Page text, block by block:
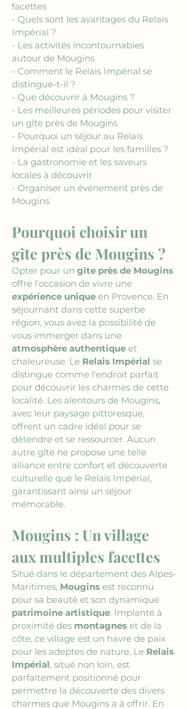
facettes
- Quels sont les avantages du Relais
Impérial ?
- Les activités incontournables
autour de Mougins
- Comment le Relais Impérial se
distingue-t-il ?
- Que découvrir à Mougins ?
- Les meilleures périodes pour visiter
un gîte près de Mougins
- Pourquoi un séjour au Relais
Impérial est idéal pour les familles ?
- La gastronomie et les saveurs
locales à découvrir
- Organiser un événement près de
Mougins
Pourquoi choisir un
gîte près de Mougins ?
Opter pour un gîte près de Mougins
offre l'occasion de vivre une
expérience unique en Provence. En
séjournant dans cette superbe
région, vous avez la possibilité de
vous immerger dans une
atmosphère authentique et
chaleureuse. Le Relais Impérial se
distingue comme l'endroit parfait
pour découvrir les charmes de cette
localité. Les alentours de Mougins,
avec leur paysage pittoresque,
offrent un cadre idéal pour se
détendre et se ressourcer. Aucun
autre gîte ne propose une telle
alliance entre confort et découverte
culturelle que le Relais Impérial,
garantissant ainsi un séjour
mémorable.
Mougins : Un village
aux multiples facettes
Situé dans le département des Alpes-
Maritimes, Mougins est reconnu
pour sa beauté et son dynamique
patrimoine artistique. Implanté à
proximité des montagnes et de la
côte, ce village est un havre de paix
pour les adeptes de nature. Le Relais
Impérial, situé non loin, est
parfaitement positionné pour
permettre la découverte des divers
charmes que Mougins a à offrir. En